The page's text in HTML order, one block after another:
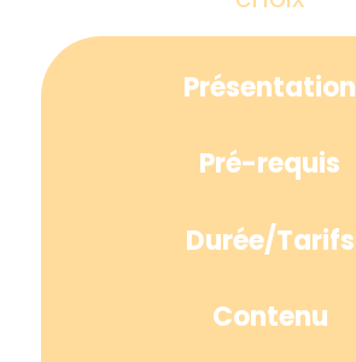
Présentation
Pré-requis
Durée/Tarifs
Contenu